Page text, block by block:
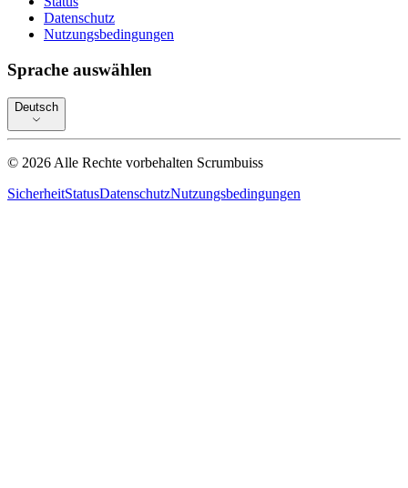
Datenschutz
Nutzungsbedingungen
Sprache auswählen
Deutsch
© 2026 Alle Rechte vorbehalten Scrumbuiss
SicherheitStatusDatenschutzNutzungsbedingungen